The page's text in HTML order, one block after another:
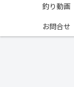
釣り動画
お問合せ